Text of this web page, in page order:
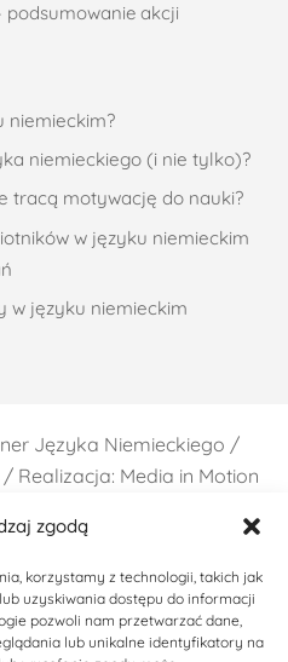
zgodą
korzystamy z technologii, takich jak
uzyskiwania dostępu do informacji
pozwoli nam przetwarzać dane,
lub unikalne identyfikatory na
podsumowanie akcji
niemieckim?
niemieckiego (i nie tylko)?
tracą motywację do nauki?
w języku niemieckim
w języku niemieckim
Języka Niemieckiego /
Realizacja: Media in Motion